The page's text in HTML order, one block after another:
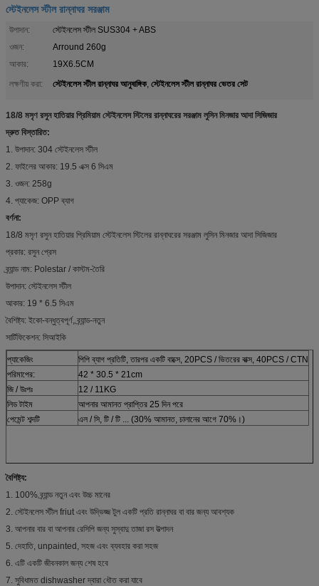
স্টেইনলেস স্টীল রান্নাঘর সরঞ্জাম
উপাদান:
স্টেইনলেস স্টীল SUS304 + ABS
ওজন:
Arround 260g
আকার:
19X6.5CM
লক্ষণীয় করা:
স্টেইনলেস স্টীল রান্নাঘর আনুষাঙ্গিক, স্টেইনলেস স্টীল রান্নাঘর ভেতর সেট
18/8 মসৃণ রসুন হাতিয়ার প্রিমিয়াম স্টেইনলেস স্টিলের রান্নাঘরের সরঞ্জাম লুসিন মিনজার আদা সিজিজার
দ্রুত বিস্তারিত:
1. উপাদান: 304 স্টেইনলেস স্টীল
2. ফাইলের আকার: 19.5 এক্স 6 সিএম
3. ওজন: 258g
4. প্যাকেজ: OPP ব্যাগ
বর্ণনা:
18/8 মসৃণ রসুন হাতিয়ার প্রিমিয়াম স্টেইনলেস স্টিলের রান্নাঘরের সরঞ্জাম লুসিন মিনজার আদা সিজিজার
প্রকার: রসুন প্রেস
ব্র্যান্ড নাম: Polestar / কাস্টম-তৈরি
উপাদান: স্টেইনলেস স্টীল
আকার: 19 * 6.5 সিএম
বৈশিষ্ট্য: ইকো-বন্ধুত্বপূর্ণ, ব্র্যান্ড-নতুন
সার্টিফিকেশন: সিআইকি
প্যাকেজিং
পিপি ব্যাগ প্রতিটি, তারপর একটি বাক্সে, 20PCS / ভিতরের বাক্স, 40PCS / CTN
পরিমাপের:
42 * 30.5 * 21cm
জি / উঃপঃ
12 / 11KG
লিড টাইম
আপনার আমানত প্রাপ্তির 25 দিন পরে
পেমেন্ট শব্দটি
এল / সি, টি / টি ... (30% আমানত, চালানের আগে 70%।)
বৈশিষ্ট্য:
1. 100% ব্র্যান্ড নতুন এবং উচ্চ মানের
2. স্টেইনলেস স্টীল friut এবং উদ্ভিজ্জ টুল একটি প্রতি রান্নাঘর বা বার জন্য আবশ্যক
3. আপনার বার বা আপনার রেসিপি জন্য সুস্বাদু তাজা রস উত্পাদন
5. দেহাতি, unpainted, সহজ এবং ব্যবহার করা সহজ
6. এটি একটি জীবনকাল জন্য শেষ হবে
7. সুবিধামত dishwasher দ্বারা ধৌত করা যাবে